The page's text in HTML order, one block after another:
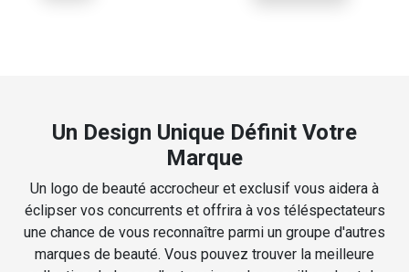
Un Design Unique Définit Votre
Marque
Un logo de beauté accrocheur et exclusif vous aidera à
éclipser vos concurrents et offrira à vos téléspectateurs
une chance de vous reconnaître parmi un groupe d'autres
marques de beauté. Vous pouvez trouver la meilleure